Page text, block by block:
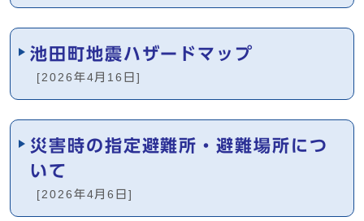
池田町地震ハザードマップ
[2026年4月16日]
災害時の指定避難所・避難場所につ
いて
[2026年4月6日]